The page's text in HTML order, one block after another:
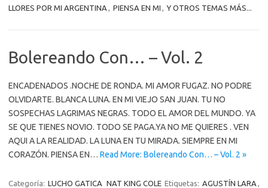
LLORES POR MI ARGENTINA , PIENSA EN MI , Y OTROS TEMAS MÁS...
Bolereando Con… – Vol. 2
ENCADENADOS .NOCHE DE RONDA. MI AMOR FUGAZ. NO PODRE
OLVIDARTE. BLANCA LUNA. EN MI VIEJO SAN JUAN. TU NO
SOSPECHAS LAGRIMAS NEGRAS. TODO EL AMOR DEL MUNDO. YA
SE QUE TIENES NOVIO. TODO SE PAGA.YA NO ME QUIERES . VEN
AQUI A LA REALIDAD. LA LUNA EN TU MIRADA. SIEMPRE EN MI
CORAZÓN. PIENSA EN… Read More: Bolereando Con… – Vol. 2 »
Categoría: LUCHO GATICA NAT KING COLE Etiquetas: AGUSTÍN LARA ,